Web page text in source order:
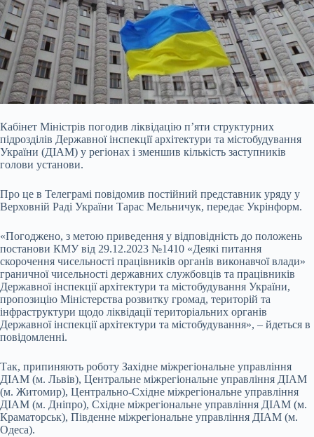
Кабінет Міністрів погодив ліквідацію п’яти структурних
підрозділів Державної інспекції архітектури та містобудування
України (ДІАМ) у регіонах і зменшив кількість заступників
голови установи.
Про це в Телеграмі повідомив постійний представник уряду у
Верховній Раді України Тарас Мельничук, передає Укрінформ.
«Погоджено, з метою приведення у відповідність до положень
постанови КМУ від 29.12.2023 №1410 «Деякі питання
скорочення чисельності працівників органів виконавчої влади»
граничної чисельності державних службовців та працівників
Державної інспекції архітектури та містобудування України,
пропозицію Міністерства розвитку громад, територій та
інфраструктури щодо ліквідації територіальних органів
Державної інспекції архітектури та містобудування», – йдеться в
повідомленні.
Так, припиняють роботу Західне міжрегіональне управління
ДІАМ (м. Львів), Центральне міжрегіональне управління ДІАМ
(м. Житомир), Центрально-Східне міжрегіональне управління
ДІАМ (м. Дніпро), Східне міжрегіональне управління ДІАМ (м.
Краматорськ), Південне міжрегіональне управління ДІАМ (м.
Одеса).